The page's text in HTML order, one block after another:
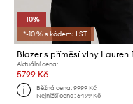
-10%
*-10 % s kódem: LST
Aktuální cena:
5799 Kč
Běžná cena:9999 Kč
Nejnižší cena:6499 Kč